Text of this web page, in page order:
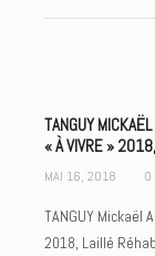
TANGUY
« À VIVRE »
MAI 16, 2018 0
TANGUY
2018, Laillé